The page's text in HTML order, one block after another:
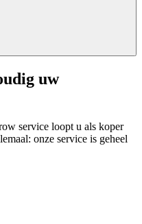
uw
service loopt u als koper
onze service is geheel